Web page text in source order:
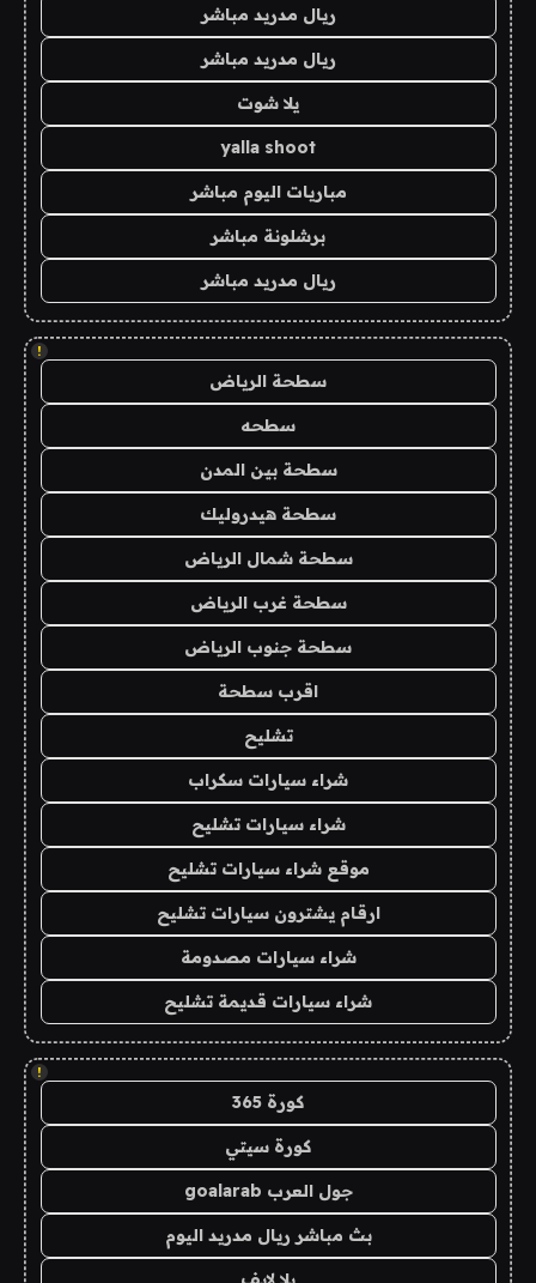
ريال مدريد مباشر
ريال مدريد مباشر
يلا شوت
yalla shoot
مباريات اليوم مباشر
برشلونة مباشر
ريال مدريد مباشر
!
سطحة الرياض
سطحه
سطحة بين المدن
سطحة هيدروليك
سطحة شمال الرياض
سطحة غرب الرياض
سطحة جنوب الرياض
اقرب سطحة
تشليح
شراء سيارات سكراب
شراء سيارات تشليح
موقع شراء سيارات تشليح
ارقام يشترون سيارات تشليح
شراء سيارات مصدومة
شراء سيارات قديمة تشليح
!
كورة 365
كورة سيتي
جول العرب goalarab
بث مباشر ريال مدريد اليوم